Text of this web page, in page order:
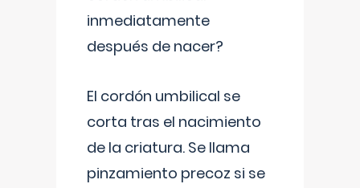
inmediatamente
después de nacer?
El cordón umbilical se
corta tras el nacimiento
de la criatura. Se llama
pinzamiento precoz si se